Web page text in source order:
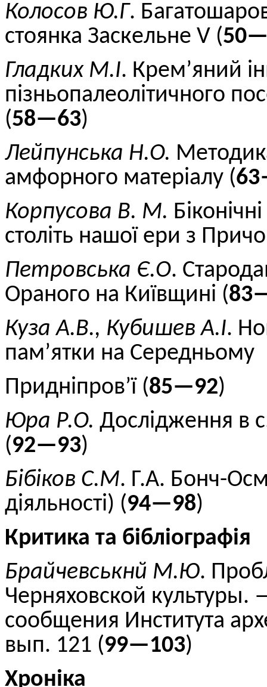
Колосов Ю.Г.
стоянка Заскельне V (
Гладких М.І. Крем’яний
пізньопалеолітичного
(58—63)
Лейпунська Н.О.
амфорного матеріалу (
Корпусова В. М.
століть нашої ери з
Петровська Є.О.
Ораного на Київщині (
Куза А.В., Кубишев А.І.
пам’ятки на Середньому
Придніпров’ї (85—92)
Юра Р.О. Дослідження в
(92—93)
Бібіков С.М. Г.А. Бонч-
діяльності) (94—98)
Критика та бібліографія
Брайчевськнй М.Ю.
Черняховской культуры.
сообщения Института
вып. 121 (99—103)
Хроніка